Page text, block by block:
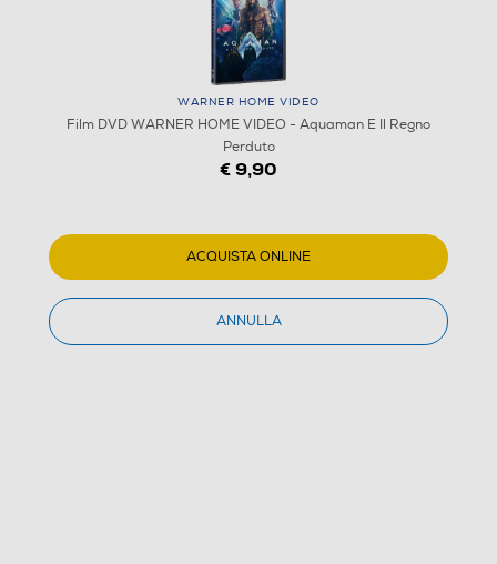
WARNER HOME VIDEO
Film DVD WARNER HOME VIDEO - Aquaman E Il Regno
Perduto
€ 9,90
ACQUISTA ONLINE
ANNULLA